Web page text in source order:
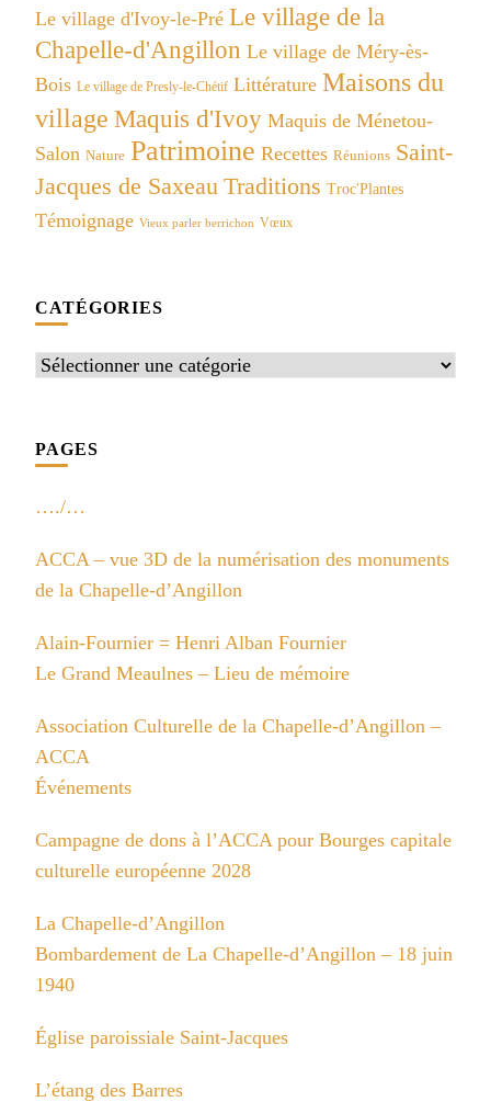
Le village d'Ivoy-le-Pré Le village de la
Chapelle-d'Angillon Le village de Méry-ès-
Bois Le village de Presly-le-Chétif Littérature Maisons du
village Maquis d'Ivoy Maquis de Ménetou-
Salon Nature Patrimoine Recettes Réunions Saint-
Jacques de Saxeau Traditions Troc'Plantes
Témoignage Vieux parler berrichon Vœux
CATÉGORIES
Catégories
PAGES
…./…
ACCA – vue 3D de la numérisation des monuments
de la Chapelle-d’Angillon
Alain-Fournier = Henri Alban Fournier
Le Grand Meaulnes – Lieu de mémoire
Association Culturelle de la Chapelle-d’Angillon –
ACCA
Événements
Campagne de dons à l’ACCA pour Bourges capitale
culturelle européenne 2028
La Chapelle-d’Angillon
Bombardement de La Chapelle-d’Angillon – 18 juin
1940
Église paroissiale Saint-Jacques
L’étang des Barres